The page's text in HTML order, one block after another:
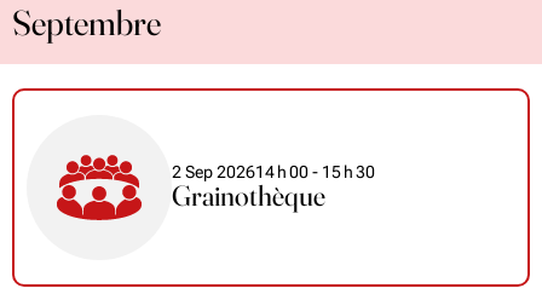
Septembre
2 Sep 202614h00- 15h30
Grainothèque